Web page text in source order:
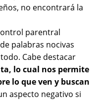
no encontrará la
palabras nocivas
Cabe destacar
lo cual nos permite
lo que ven y buscan
aspecto negativo si